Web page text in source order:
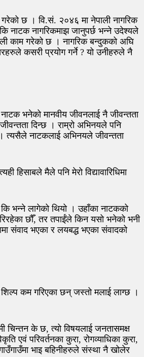
छ । वि.सं. २०४६ मा नेपाली नागरिक
नाटक नागरिकमाझ जानुपर्छ भन्ने उदेश्यले
काम गरेको छ । नागरिक बन्दुकको अघि
कसरी प्रयोग गर्ने ? यो उनीहरुले नै
भनेको मानवीय जीवनलाई नै जीवन्तता
दिन्छ । राम्रो अभिनयले पनि
त्यसैले नाटकलाई अभिनयले जीवन्तता
मैले पनि मेरो विद्यावारिधिमा
भन्ने लागेको थियो । उहाँका नाटकको
छौँ, तर तपाईंले किन यसो भनेको भनी
संवाद भएका र लयबद्ध भएका संवादको
कम गरिएका छन् जस्तो मलाई लाग्छ ।
चिन्तन के छ, त्यो विषयलाई जनतासमक्ष
एवं परिवर्तनका कुरा, रोगव्याधिका कुरा,
भाइ बहिनीहरुले संस्था नै खोलेर